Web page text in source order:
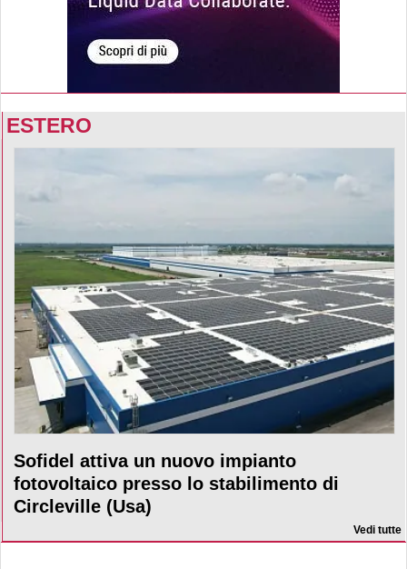
ESTERO
Sofidel attiva un nuovo impianto
fotovoltaico presso lo stabilimento di
Circleville (Usa)
Vedi tutte